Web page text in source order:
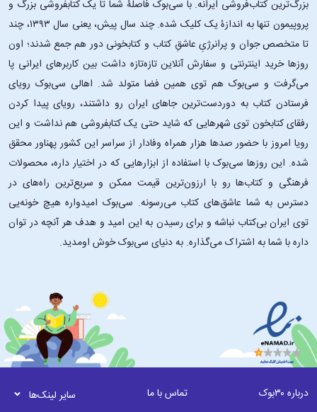
بزرگ‌ترین کتاب‌فروشی ایرانه. با سی‌بوک فاصلۀ شما تا یک کتابفروشی بزرگ و
پروپیمون تنها به اندازۀ یک کلیک شده. چند سال پیش، یعنی سال ۱۳۹۳، چند
تا متخصص جوان و پرانرژیِ عاشقِ کتاب و کتابخونی دور هم جمع شدند؛ اون‌
روزها خرید اینترنتی و سفارش آنلاین تازه‌تازه داشت بین کاربرهای ایرانی پا
می‌گرفت و سی‌بوک هم توی همین فضا متولد شد. اهالی سی‌بوک رویای
فرستادن کتاب به دوردست‌ترین جاهای ایران رو داشتند، رویای پیدا کردن
رفقای کتابخون توی شهرهایی که شاید حتی یک کتابفروشی هم نداشت و این
رویا امروز با حضور صدها هزار همراه وفادار از سراسر این کشور پهناور محقق
شده. این ‌روزها سی‌بوک با استفاده از ابزارهایی که در اختیار داره، محصولات
فرهنگی و کتاب‌ها رو با ارزون‌ترین قیمت ممکن و سریع‌ترین راه‌های در
دسترس به شما عاشق‌های کتاب می‌رسونه. سی‌بوک امیدواره هیچ خونه‌یی
توی ایران بی‌کتاب نباشه و برای رسیدن به این امید و هدف هر آنچه در توان
داره با شما به اشتراک می‌گذاره. به دنیای سی‌بوک خوش اومدید.
درباره ۳۰بوک تماس با ما سایر لینک‌ها